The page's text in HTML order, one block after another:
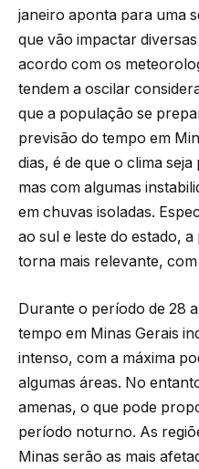
janeiro aponta para uma
que vão impactar
acordo com os
tendem a oscilar
que a população se
previsão do tempo em
dias, é de que o clima
mas com algumas
em chuvas isoladas.
ao sul e leste do estado,
torna mais relevante,
Durante o período de 28
tempo em Minas Gerais
intenso, com a máxima
algumas áreas. No
amenas, o que pode
período noturno. As
Minas serão as mais